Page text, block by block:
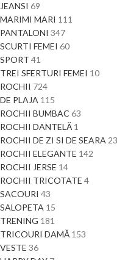
JEANSI 69
MARIMI MARI 111
PANTALONI 347
SCURTI FEMEI 60
SPORT 41
TREI SFERTURI FEMEI 10
ROCHII 724
DE PLAJA 115
ROCHII BUMBAC 63
ROCHII DANTELĂ 1
ROCHII DE ZI SI DE SEARA 23
ROCHII ELEGANTE 142
ROCHII JERSE 14
ROCHII TRICOTATE 4
SACOURI 43
SALOPETA 15
TRENING 181
TRICOURI DAMĂ 153
VESTE 36